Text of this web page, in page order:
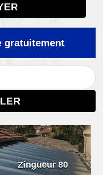
gratuitement
Zingueur 80